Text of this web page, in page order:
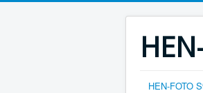
HEN-FOTO